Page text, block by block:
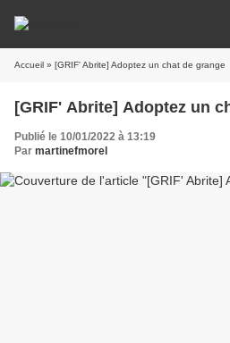
Accueil » [GRIF' Abrite] Adoptez un chat de grange
[GRIF' Abrite] Adoptez un
Publié le 10/01/2022 à 13:19
Par martinefmorel